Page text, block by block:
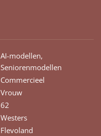
AI-modellen,
Seniorenmodellen
Commercieel
Vrouw
62
Westers
Flevoland